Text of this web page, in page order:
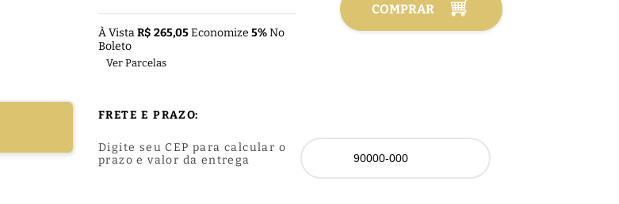
À VistaR$ 265,05Economize 5%No
Boleto
Ver Parcelas
COMPRAR
FRETE E PRAZO:
Digite seu CEP para calcular o
prazo e valor da entrega